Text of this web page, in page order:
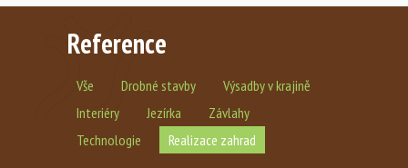
Reference
Vše Drobné stavby
Výsadby v krajině
Interiéry
Jezírka
Závlahy
Technologie
Realizace zahrad